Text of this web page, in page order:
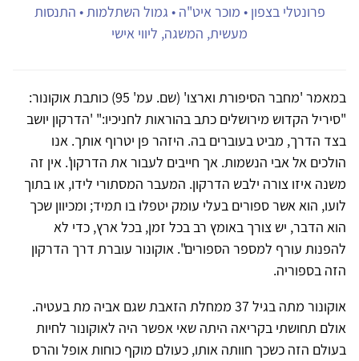
פרונטלי בצפון • מוכר איט"ה • גמול השתלמות • התנסות
מעשית, המשגה, ליווי אישי
במאמר 'מחבר הסיפורת וארצו' (שם. עמ' 95) כותבת אוקונור:
"סיריל הקדוש מירושלים כתב בהוראות לחניכיו:" 'הדרקון יושב
בצד הדרך, מביט בעוברים בה. היזהר פן יטרוף אותך. אנו
הולכים אל אבי הנשמות. אך חייבים לעבור את הדרקון'. אין זה
משנה איזו צורה ילבש הדרקון. המעבר המסתורי לידו, או בתוך
לועו, הוא אשר ספורים בעלי עומק יטפלו בו תמיד; ומכיוון שכך
הוא הדבר, יש צורך באומץ רב בכל זמן, בכל ארץ, כדי לא
להפנות עורף למספר הספורים". אוקונור עוברת דרך הדרקון
הזה בספוריה.
אוקונור מתה בגיל 37 ממחלת הזאבת שגם אביה מת בעטיה.
אולם תחושתי בקריאה היתה שאי אפשר היה לאוקונור לחיות
בעולם הזה כשכך חוותה אותו, כעולם מוקף כוחות אופל והרס